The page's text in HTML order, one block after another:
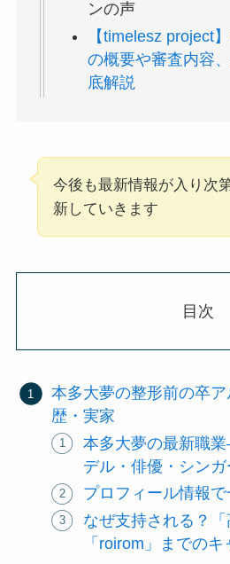
ンの声
【timelesz project
の概要や審査内容
底解説
今後も最新情報が入り次
新していきます
目次
本多大夢の整形前の卒
歴・実家
本多大夢の最新職
デル・俳優・シン
プロフィール情報
なぜ支持される？「
「roirom」までの